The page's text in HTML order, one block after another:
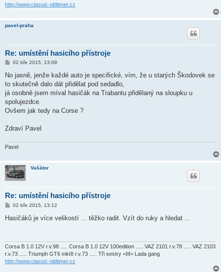
http://www.classic-oldtimer.cz
pavel-praha
Re: umístění hasicího přístroje
P
í
p
ě
e
k
02 bře 2015, 13:09
No jasně, jenže každé auto je specifické, vím, že u starých Škodovek se
to skutečně dalo dát přidělat pod sedadlo,
já osobně jsem míval hasičák na Trabantu přidělaný na sloupku u
spolujezdce.
Ovšem jak tedy na Corse ?
Zdraví Pavel
Pavel
Vašátor
Re: umístění hasicího přístroje
P
í
e
k
02 bře 2015, 13:12
Hasičáků je více velikostí ... těžko radit. Vzít do ruky a hledat ...
Corsa B 1.0 12V r.v.98 ..... Corsa B 1.0 12V 100edition ..... VAZ 2101 r.v.78 ..... VAZ 2103
r.v.73 ..... Triumph GT6 mkIII r.v.73 ..... Tři sestry <III> Lada gang
http://www.classic-oldtimer.cz